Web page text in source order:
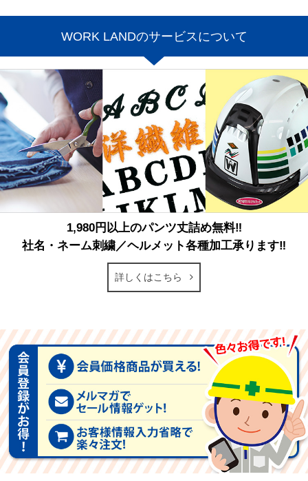
WORK LANDのサービスについて
1,980円以上のパンツ丈詰め無料‼
社名・ネーム刺繍／ヘルメット各種加工承ります‼
詳しくはこちら